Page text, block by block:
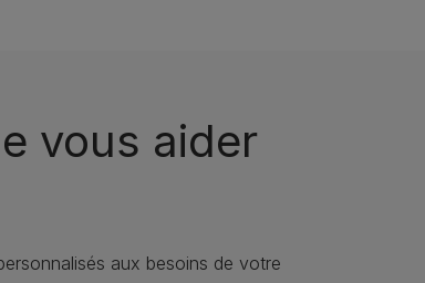
vous aider
aux besoins de votre